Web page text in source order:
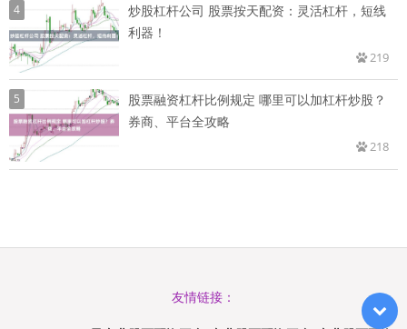
4
炒股杠杆公司 股票按天配资：灵活杠杆，短线
利器！
219
5
股票融资杠杆比例规定 哪里可以加杠杆炒股？
券商、平台全攻略
218
友情链接：